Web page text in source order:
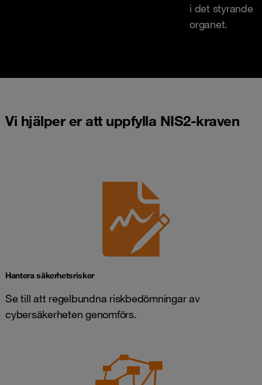
i det styrande
organet.
Vi hjälper er att uppfylla NIS2-kraven
Hantera säkerhetsrisker
Se till att regelbundna riskbedömningar av
cybersäkerheten genomförs.